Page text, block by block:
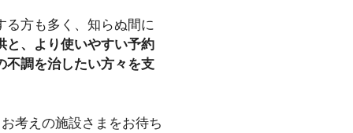
る方も多く、知らぬ間に
と、より使いやすい予約
不調を治したい方々を支
考えの施設さまをお待ち